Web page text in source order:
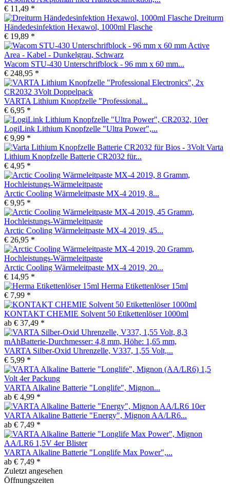
€ 11,49 *
Dreiturm
Händedesinfektion Hexawol, 1000ml Flasche
€ 19,89 *
Wacom STU-430 Unterschrifblock - 96 mm x 60 mm...
€ 248,95 *
VARTA Lithium Knopfzelle "Professional...
€ 6,95 *
LogiLink Lithium Knopfzelle "Ultra Power",...
€ 9,99 *
Varta
Lithium Knopfzelle Batterie CR2032 für...
€ 4,95 *
Arctic Cooling Wärmeleitpaste MX-4 2019, 8...
€ 9,95 *
Arctic Cooling Wärmeleitpaste MX-4 2019, 45...
€ 26,95 *
Arctic Cooling Wärmeleitpaste MX-4 2019, 20...
€ 14,95 *
Herma Etikettenlöser 15ml
€ 7,99 *
KONTAKT CHEMIE Solvent 50 Etikettenlöser 1000ml
ab € 37,49 *
VARTA Silber-Oxid Uhrenzelle, V337, 1,55 Volt,...
€ 5,99 *
VARTA Alkaline Batterie "Longlife", Mignon...
ab € 4,99 *
VARTA Alkaline Batterie "Energy", Mignon AA/LR6...
ab € 7,49 *
VARTA Alkaline Batterie "Longlife Max Power",...
ab € 7,49 *
Zuletzt angesehen
Öffnungszeiten